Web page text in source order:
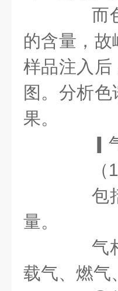
而色
的含量，
样品注入后
图。分析
果。
▎气
（1
包括
量。
气相
载气、燃气